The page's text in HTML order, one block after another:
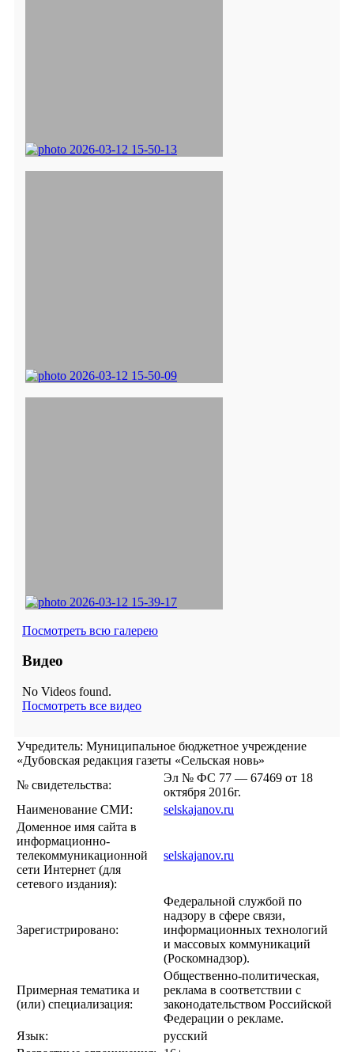
Посмотреть всю галерею
Видео
No Videos found.
Посмотреть все видео
Учредитель: Муниципальное бюджетное учреждение
«Дубовская редакция газеты «Сельская новь»
№ свидетельства:
Эл № ФС 77 — 67469 от 18
октября 2016г.
Наименование СМИ:
selskajanov.ru
Доменное имя сайта в
информационно-
телекоммуникационной
сети Интернет (для
сетевого издания):
selskajanov.ru
Зарегистрировано:
Федеральной службой по
надзору в сфере связи,
информационных технологий
и массовых коммуникаций
(Роскомнадзор).
Примерная тематика и
(или) специализация:
Общественно-политическая,
реклама в соответствии с
законодательством Российской
Федерации о рекламе.
Язык:
русский